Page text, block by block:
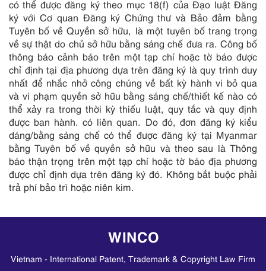
có thể được đăng ký theo mục 18(f) của Đạo luật Đăng
ký với Cơ quan Đăng ký Chứng thư và Bảo đảm bằng
Tuyên bố về Quyền sở hữu, là một tuyên bố trang trọng
về sự thật do chủ sở hữu bằng sáng chế đưa ra. Công bố
thông báo cảnh báo trên một tạp chí hoặc tờ báo được
chỉ định tại địa phương dựa trên đăng ký là quy trình duy
nhất để nhắc nhở công chúng về bất kỳ hành vi bỏ qua
và vi phạm quyền sở hữu bằng sáng chế/thiết kế nào có
thể xảy ra trong thời kỳ thiếu luật, quy tắc và quy định
được ban hành. có liên quan. Do đó, đơn đăng ký kiểu
dáng/bằng sáng chế có thể được đăng ký tại Myanmar
bằng Tuyên bố về quyền sở hữu và theo sau là Thông
báo thận trọng trên một tạp chí hoặc tờ báo địa phương
được chỉ định dựa trên đăng ký đó. Không bắt buộc phải
trả phí bảo trì hoặc niên kim.
WINCO
Vietnam - International Patent, Trademark & Copyright Law Firm